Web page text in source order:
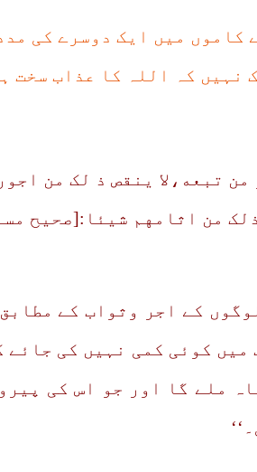
کاموں میں ایک دوسرے کی
کہ اللہ کا عذاب سخت
تبعه،لا ینقص ذ لک من
من اثامهم شیئا:[صحیح
کے اجر وثواب کے
کوئی کمی نہیں کی
ملے گا اور جو اس کی